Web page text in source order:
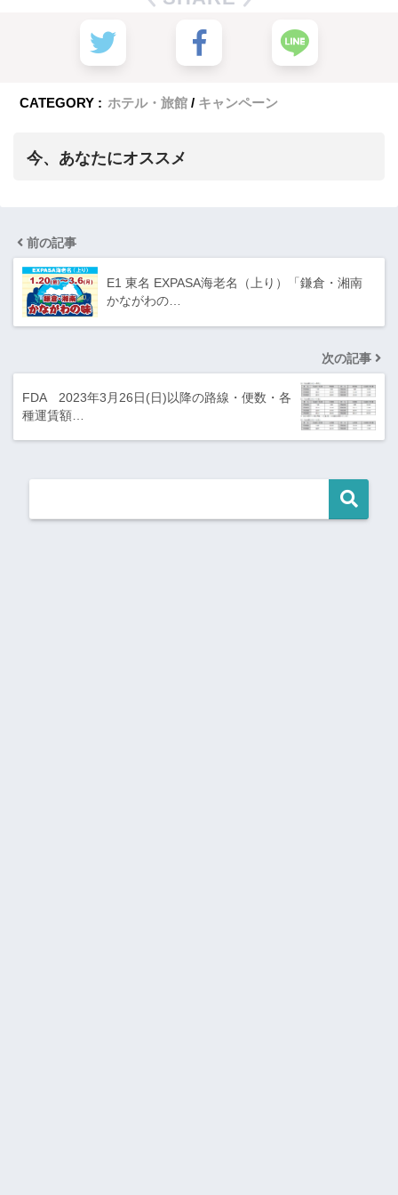
CATEGORY : ホテル・旅館 キャンペーン
今、あなたにオススメ
前の記事
E1 東名 EXPASA海老名（上り）「鎌倉・湘南
かながわの…
次の記事
FDA 2023年3月26日(日)以降の路線・便数・各
種運賃額…